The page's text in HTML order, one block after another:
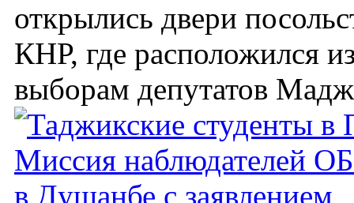
открылись двери
КНР, где расположился
выборам депутатов
Миссия наблюдателей
в Душанбе с заявлением